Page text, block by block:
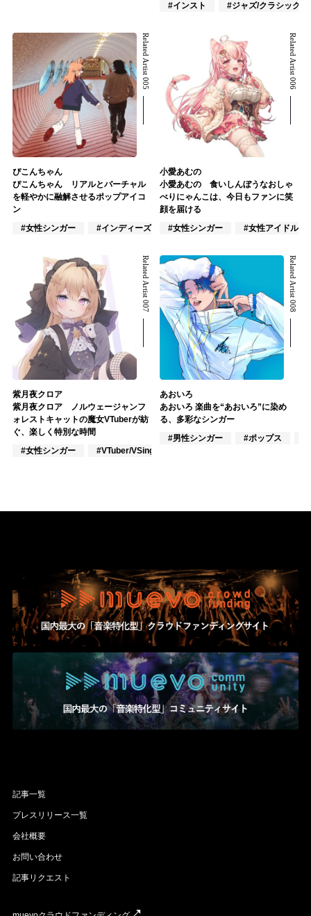
#インスト
#ジャズ/クラシック奏
Related Artist 005
ぴこんちゃん
ぴこんちゃん リアルとバーチャル
を軽やかに融解させるポップアイコ
ン
#女性シンガー
#インディーズ #VTuber/VSinger
Related Artist 006
小愛あむの
小愛あむの 食いしんぼうなおしゃ
べりにゃんこは、今日もファンに笑
顔を届ける
#女性シンガー
#女性アイドル
Related Artist 007
紫月夜クロア
紫月夜クロア ノルウェージャンフ
ォレストキャットの魔女VTuberが紡
ぐ、楽しく特別な時間
#女性シンガー
#VTuber/VSinger
Related Artist 008
あおいろ
あおいろ 楽曲を“あおいろ”に染め
る、多彩なシンガー
#男性シンガー
#ポップス
記事一覧
プレスリリース一覧
会社概要
お問い合わせ
記事リクエスト